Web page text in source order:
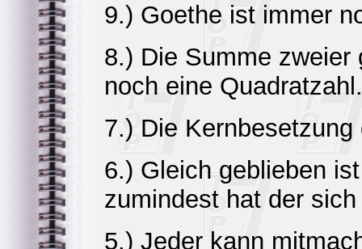
9.) Goethe ist immer
8.) Die Summe
noch eine Quadratzahl.
7.) Die
6.) Gleich geblieben
zumindest hat der
5.) Jeder kann